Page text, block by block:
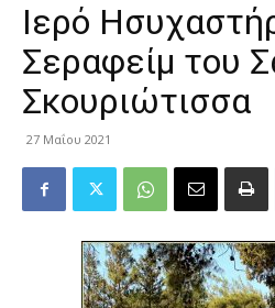
Ιερό
Σεραφείμ του
Σκουριώτισσα
27 Μαΐου 2021